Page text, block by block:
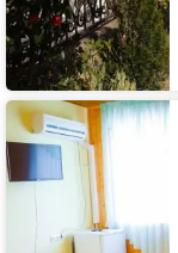
Гостевой
дом
Апельсин